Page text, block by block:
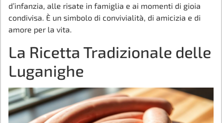
d’infanzia, alle risate in famiglia e ai momenti di gioia
condivisa. È un simbolo di convivialità, di amicizia e di
amore per la vita.
La Ricetta Tradizionale delle
Luganighe